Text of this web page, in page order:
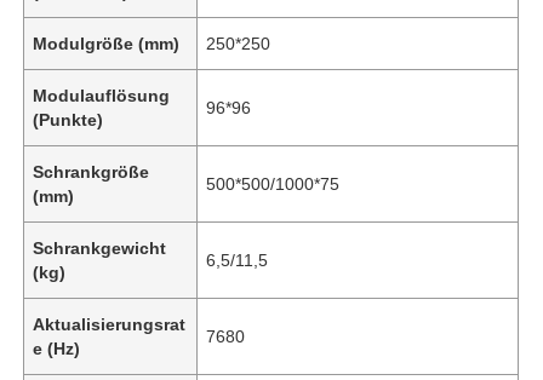
Modulgröße (mm) 250*250
Modulauflösung
(Punkte)
96*96
Schrankgröße
(mm)
500*500/1000*75
Schrankgewicht
(kg)
6,5/11,5
Aktualisierungsrat
e (Hz)
7680